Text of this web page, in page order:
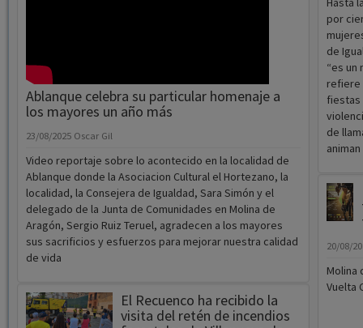
23/08/2025
Video reportaje sobre lo acontecido en la localidad de
Ablanque donde la Asociacion Cultural el Hortezano, la
localidad, la Consejera de Igualdad, Sara Simón y el
Aragón, Sergio Ruiz Teruel, agradecen a los mayores
sus sacrificios y esfuerzos para mejorar nuestra calidad
de vida
El Recuenco ha recibido la
Alcorón
19/08/2025Oscar Gil
“es un
refiere
fiestas
de
20/08/
Molina